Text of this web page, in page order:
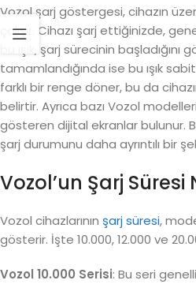
Vozol şarj göstergesi, cihazın
çalışır. Cihazı şarj ettiğinizde,
bu ışık, şarj sürecinin başladığını
tamamlandığında ise bu ışık
farklı bir renge döner, bu da
belirtir. Ayrıca bazı Vozol
gösteren dijital ekranlar bulunur.
şarj durumunu daha ayrıntılı bir
Vozol’un Şarj Süresi
Vozol cihazlarının şarj süresi,
gösterir. İşte 10.000, 12.000 ve
Vozol 10.000 Serisi: Bu seri